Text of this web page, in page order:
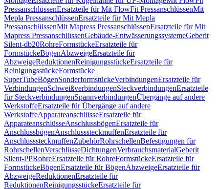
PressanschlüssenErsatzteile für Mit FlowFit PressanschlüssenMit
Mepla PressanschlüssenErsatzteile für Mit Mepla
PressanschlüssenMit Mapress PressanschlüssenErsatzteile für Mit
Mapress PressanschlüssenGebäude-EntwässerungssystemeGeberit
Silent-db20RohreFormstückeErsatzteile für
FormstückeBögenAbzweigeErsatzteile für
AbzweigeReduktionenReinigungsstückeErsatzteile für
ReinigungsstückeFormstücke
SuperTubeBögenSonderformstückeVerbindungenErsatzteile für
VerbindungenSchweißverbindungenSteckverbindungenErsatzteile
für SteckverbindungenSpannverbindungenÜbergänge auf andere
WerkstoffeErsatzteile für Übergänge auf andere
WerkstoffeApparateanschlüsseErsatzteile für
ApparateanschlüsseAnschlussbögenErsatzteile für
AnschlussbögenAnschlusssteckmuffenErsatzteile für
AnschlusssteckmuffenZubehörRohrschellenBefestigungen für
RohrschellenVerschlüsseDichtungenVerbrauchsmaterialGeberit
Silent-PPRohreErsatzteile für RohreFormstückeErsatzteile für
FormstückeBögenErsatzteile für BögenAbzweigeErsatzteile für
AbzweigeReduktionenErsatzteile für
ReduktionenReinigungsstückeErsatzteile für